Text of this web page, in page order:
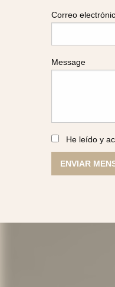
Correo
Message
He leído y
ENVIAR